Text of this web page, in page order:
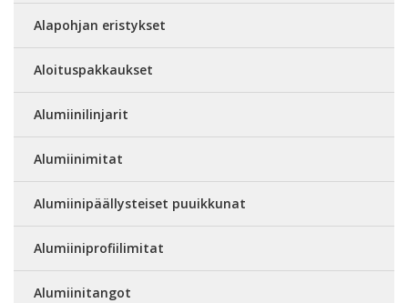
Alapohjan eristykset
Aloituspakkaukset
Alumiinilinjarit
Alumiinimitat
Alumiinipäällysteiset puuikkunat
Alumiiniprofiilimitat
Alumiinitangot